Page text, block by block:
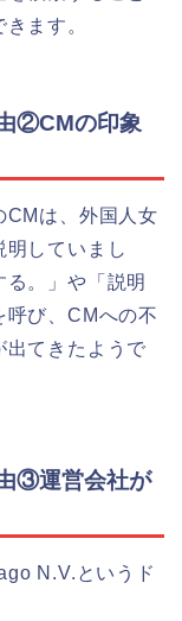
ます。
②CMの印象
CMは、外国人女
していまし
。」や「説明
呼び、CMへの不
出てきたようで
③運営会社が
N.V.というド